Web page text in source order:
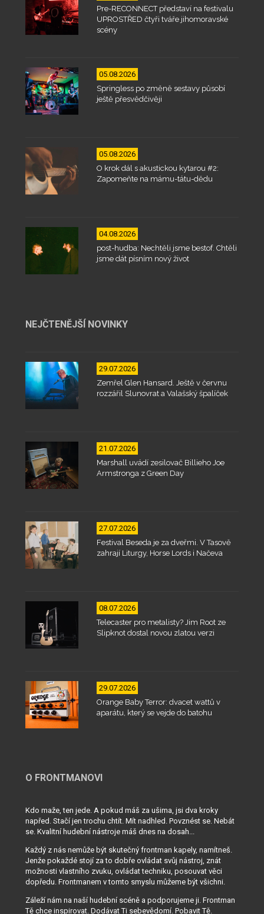
Pre-RECONNECT představí na festivalu
UPROSTŘED čtyři tváře jihomoravské
scény
05.08.2026
Springless po změně sestavy působí
ještě přesvědčivěji
05.08.2026
O krok dál s akustickou kytarou #2:
Zapomeňte na mámu-tátu-dědu
04.08.2026
post-hudba: Nechtěli jsme bestof. Chtěli
jsme dát písním nový život
NEJČTENĚJŠÍ NOVINKY
29.07.2026
Zemřel Glen Hansard. Ještě v červnu
rozzářil Slunovrat a Valašský špalíček
21.07.2026
Marshall uvádí zesilovač Billieho Joe
Armstronga z Green Day
27.07.2026
Festival Beseda je za dveřmi. V Tasově
zahrají Liturgy, Horse Lords i Načeva
08.07.2026
Telecaster pro metalisty? Jim Root ze
Slipknot dostal novou zlatou verzi
29.07.2026
Orange Baby Terror: dvacet wattů v
aparátu, který se vejde do batohu
O FRONTMANOVI
Kdo maže, ten jede. A pokud máš za ušima, jsi dva kroky
napřed. Stačí jen trochu chtít. Mít nadhled. Povznést se. Nebát
se. Kvalitní hudební nástroje máš dnes na dosah...
Každý z nás nemůže být skutečný frontman kapely, namítneš.
Jenže pokaždé stojí za to dobře ovládat svůj nástroj, znát
možnosti vlastního zvuku, ovládat techniku, posouvat věci
dopředu. Frontmanem v tomto smyslu můžeme být všichni.
Záleží nám na naší hudební scéně a podporujeme ji. Frontman
Tě chce inspirovat. Dodávat Ti sebevědomí. Pobavit Tě.